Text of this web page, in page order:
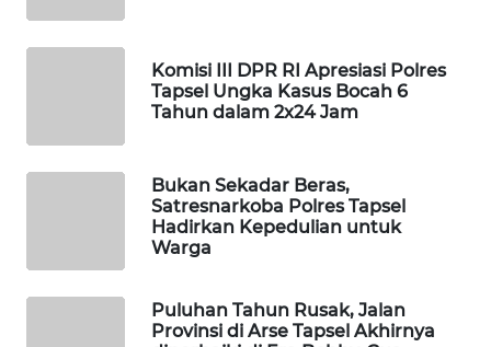
Komisi III DPR RI Apresiasi Polres
Tapsel Ungka Kasus Bocah 6
Tahun dalam 2x24 Jam
Bukan Sekadar Beras,
Satresnarkoba Polres Tapsel
Hadirkan Kepedulian untuk
Warga
Puluhan Tahun Rusak, Jalan
Provinsi di Arse Tapsel Akhirnya
PLN
KOPEKLIN